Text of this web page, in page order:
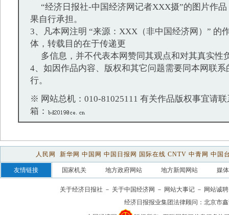
“经济日报社-中国经济网记者XXX摄”的图片作品
果自行承担。
3、凡本网注明 “来源：XXX（非中国经济网）” 的
体，转载目的在于传递更
多信息，并不代表本网赞同其观点和对其真实性
4、如因作品内容、版权和其它问题需要同本网联系
行。
※ 网站总机：010-81025111 有关作品版权事宜请联
箱：
人民网 新华网 中国网 中国日报网 国际在线 CNTV 中青网 中国
友情链接 国家机关 地方政府网站 地方新闻网站 媒
关于经济日报社 － 关于中国经济网 － 网站大事记 － 网站诚聘
经济日报报业集团法律顾问： 北京市